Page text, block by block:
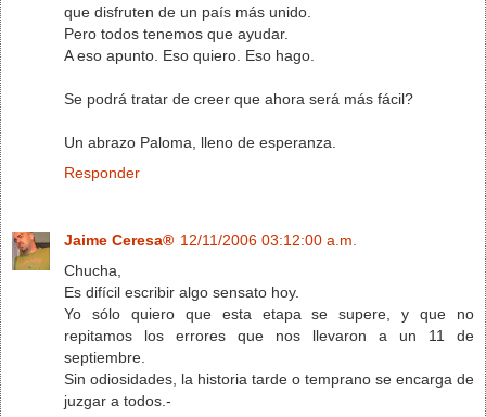
que disfruten de un país más unido.
Pero todos tenemos que ayudar.
A eso apunto. Eso quiero. Eso hago.
Se podrá tratar de creer que ahora será más fácil?
Un abrazo Paloma, lleno de esperanza.
Responder
Jaime Ceresa® 12/11/2006 03:12:00 a.m.
Chucha,
Es difícil escribir algo sensato hoy.
Yo sólo quiero que esta etapa se supere, y que no
repitamos los errores que nos llevaron a un 11 de
septiembre.
Sin odiosidades, la historia tarde o temprano se encarga de
juzgar a todos.-